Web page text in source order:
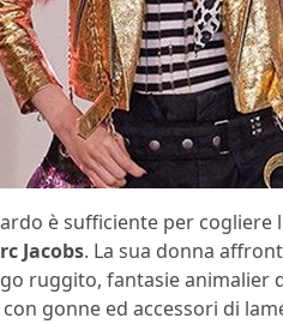
è sufficiente per
Jacobs. La sua donna
ruggito, fantasie animalier
gonne ed accessori di